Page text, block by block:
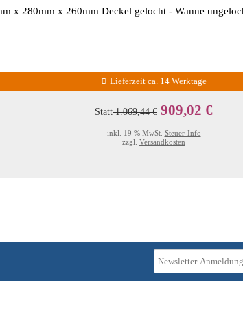
x 280mm x 260mm Deckel gelocht - Wanne
Lieferzeit ca. 14 Werktage
Statt1.069,44 € 909,02 €
inkl. 19 % MwSt. Steuer-Info
zzgl. Versandkosten